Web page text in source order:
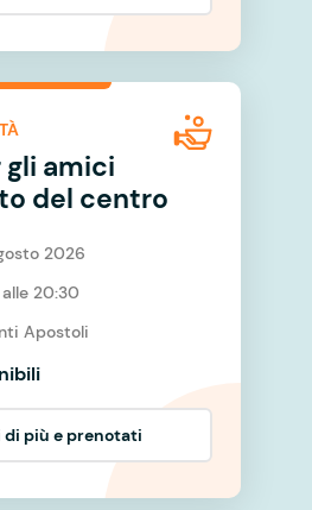
gli amici
del centro
2026
20:30
Apostoli
di più e prenotati